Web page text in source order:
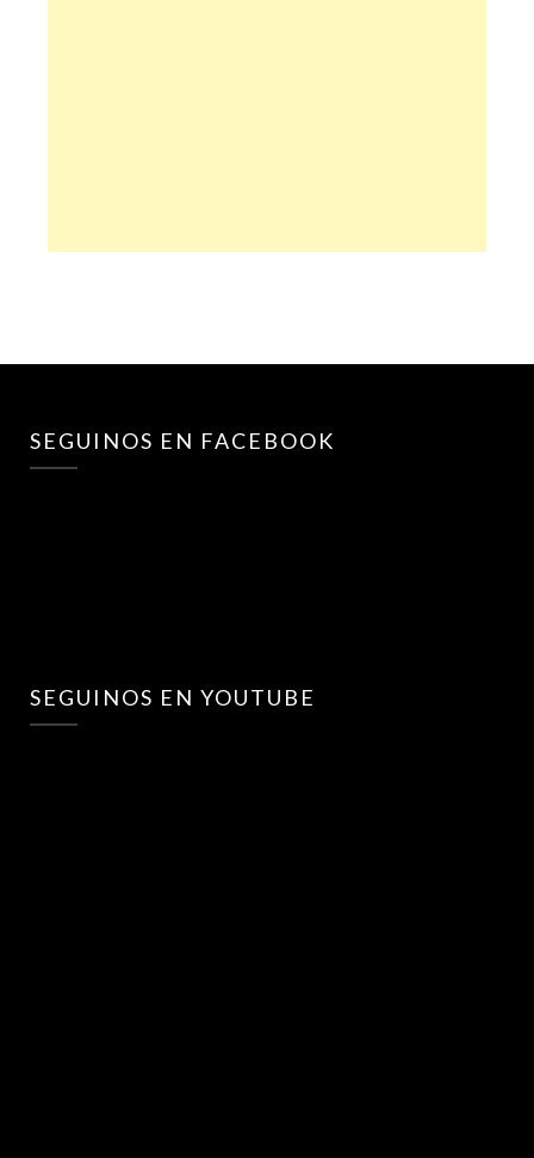
SEGUINOS EN FACEBOOK
SEGUINOS EN YOUTUBE